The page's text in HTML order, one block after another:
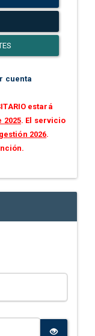
cuenta
estará
2025. El servicio
2026.